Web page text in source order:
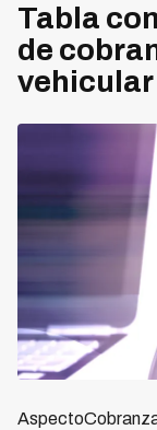
Tabla
de
vehicular